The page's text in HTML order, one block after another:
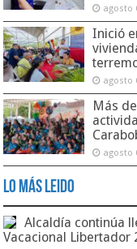
agosto
Inició
agosto
Más
agosto
Lo Más Leido
Alcaldía continúa
Vacacional Libertador